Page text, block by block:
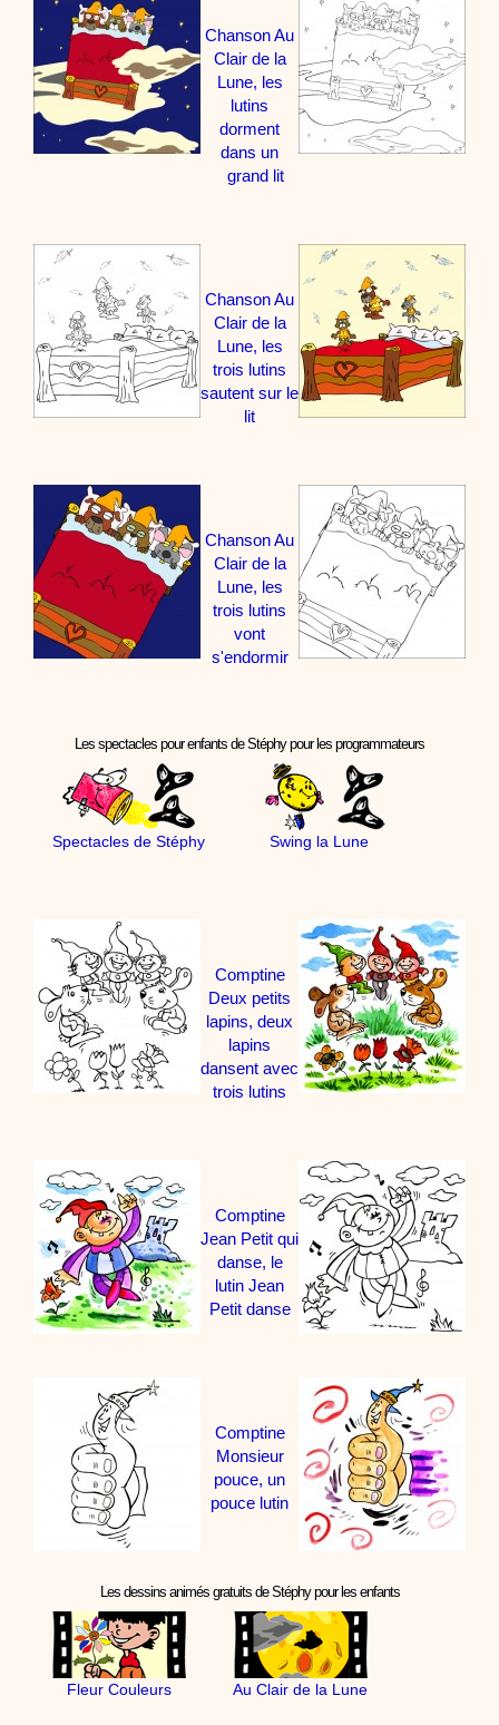
Chanson Au
Clair de la
Lune, les
lutins
dorment
dans un
grand lit
Chanson Au
Clair de la
Lune, les
trois lutins
sautent sur le
lit
Chanson Au
Clair de la
Lune, les
trois lutins
vont
s'endormir
Les spectacles pour enfants de Stéphy pour les programmateurs
Spectacles de Stéphy Swing la Lune
Comptine
Deux petits
lapins, deux
lapins
dansent avec
trois lutins
Comptine
Jean Petit qui
danse, le
lutin Jean
Petit danse
Comptine
Monsieur
pouce, un
pouce lutin
Les dessins animés gratuits de Stéphy pour les enfants
Fleur Couleurs Au Clair de la Lune